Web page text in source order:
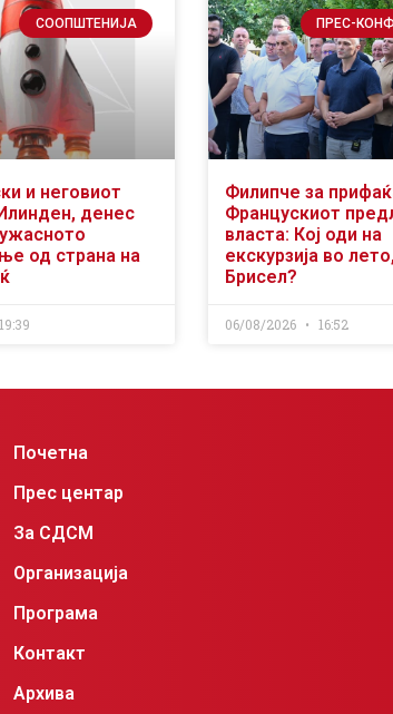
СООПШТЕНИЈА
и неговиот
денес
од страна на
19:39
ПРЕС-
Филипче за
Францускиот
власта: Кој оди на
екскурзија во
Брисел?
06/08/2026 16:52
Почетна
Прес центар
За СДСМ
Организација
Програма
Контакт
Архива